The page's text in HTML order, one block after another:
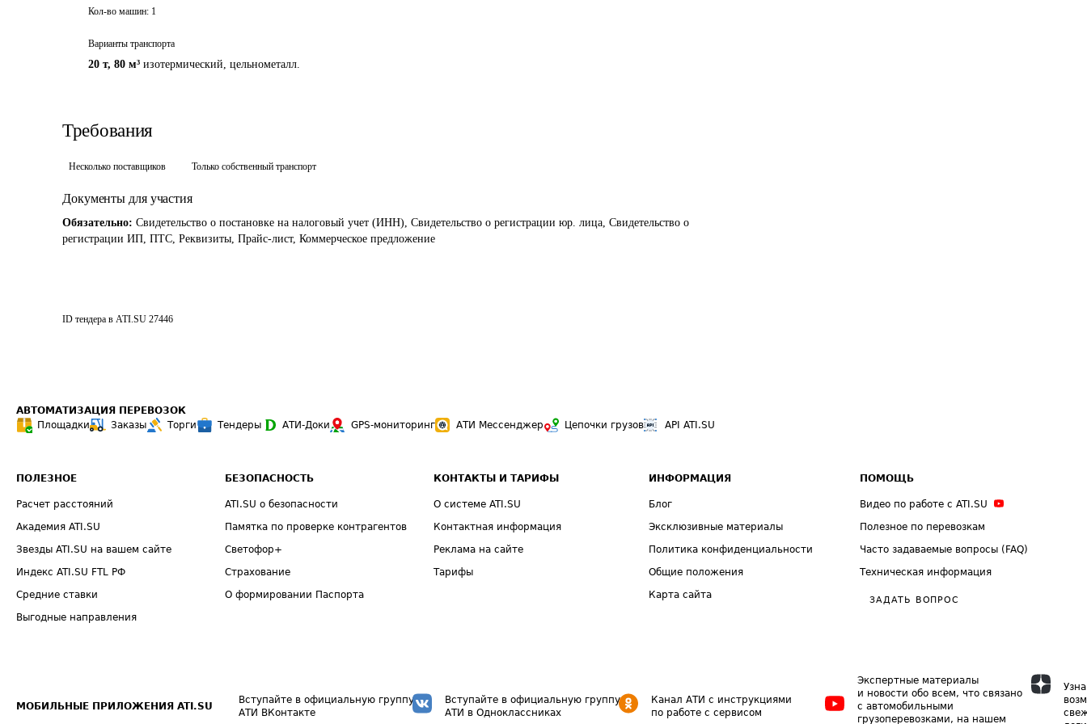
Кол-во машин: 1
Варианты транспорта
20 т, 80 м³ изотермический, цельнометалл.
Требования
Несколько поставщиков Только собственный транспорт
Документы для участия
Обязательно: Свидетельство о постановке на налоговый учет (ИНН), Свидетельство о регистрации юр. лица, Свидетельство о
регистрации ИП, ПТС, Реквизиты, Прайс-лист, Коммерческое предложение
ID тендера в ATI.SU 27446
АВТОМАТИЗАЦИЯ ПЕРЕВОЗОК
Площадки
Заказы Торги Тендеры АТИ-Доки GPS-мониторинг АТИ Мессенджер Цепочки грузов API ATI.SU
ПОЛЕЗНОЕ
Расчет расстояний
Академия ATI.SU
Звезды ATI.SU на вашем сайте
Индекс ATI.SU FTL РФ
Средние ставки
Выгодные направления
БЕЗОПАСНОСТЬ
ATI.SU о безопасности
Памятка по проверке контрагентов
Светофор+
Страхование
О формировании Паспорта
КОНТАКТЫ И ТАРИФЫ
О системе ATI.SU
Контактная информация
Реклама на сайте
Тарифы
ИНФОРМАЦИЯ
Блог
Эксклюзивные материалы
Политика конфиденциальности
Общие положения
Карта сайта
ПОМОЩЬ
Видео по работе с ATI.SU
Полезное по перевозкам
Часто задаваемые вопросы (FAQ)
Техническая информация
ЗАДАТЬ ВОПРОС
МОБИЛЬНЫЕ ПРИЛОЖЕНИЯ ATI.SU
Вступайте в официальную группу
АТИ ВКонтакте
Вступайте в официальную группу
АТИ в Одноклассниках
Канал АТИ с инструкциями
по работе с сервисом
Экспертные материалы
и новости обо всем, что связано
с автомобильными
грузоперевозками, на нашем